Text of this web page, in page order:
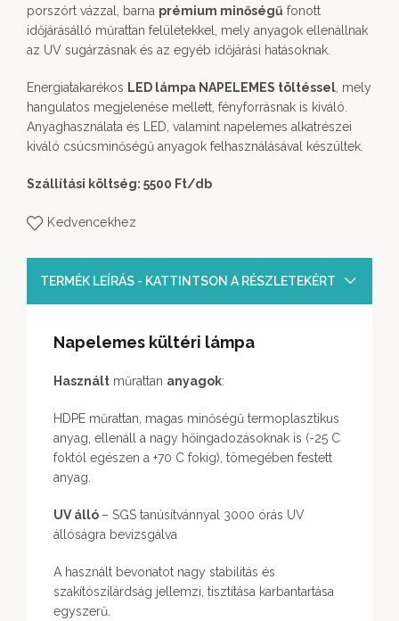
porszórt vázzal, barna prémium minőségű fonott
időjárásálló műrattan felületekkel, mely anyagok ellenállnak
az UV sugárzásnak és az egyéb időjárási hatásoknak.
Energiatakarékos LED lámpa NAPELEMES töltéssel , mely
hangulatos megjelenése mellett, fényforrásnak is kiváló.
Anyaghasználata és LED, valamint napelemes alkatrészei
kiváló csúcsminőségű anyagok felhasználásával készültek.
Szállítási költség: 5500 Ft/db
Kedvencekhez
TERMÉK LEÍRÁS - KATTINTSON A RÉSZLETEKÉRT
Napelemes kültéri lámpa
Használt műrattan anyagok:
HDPE műrattan, magas minőségű termoplasztikus
anyag, ellenáll a nagy hőingadozásoknak is (-25 C
foktól egészen a +70 C fokig), tömegében festett
anyag.
UV álló – SGS tanúsítvánnyal 3000 órás UV
állóságra bevizsgálva
A használt bevonatot nagy stabilitás és
szakítószilárdság jellemzi, tisztítása karbantartása
egyszerű.